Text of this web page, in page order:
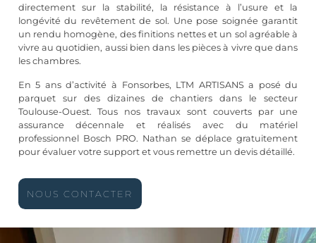
directement sur la stabilité, la résistance à l’usure et la
longévité du revêtement de sol. Une pose soignée garantit
un rendu homogène, des finitions nettes et un sol agréable à
vivre au quotidien, aussi bien dans les pièces à vivre que dans
les chambres.
En 5 ans d’activité à Fonsorbes, LTM ARTISANS a posé du
parquet sur des dizaines de chantiers dans le secteur
Toulouse-Ouest. Tous nos travaux sont couverts par une
assurance décennale et réalisés avec du matériel
professionnel Bosch PRO. Nathan se déplace gratuitement
pour évaluer votre support et vous remettre un devis détaillé.
NOUS CONTACTER